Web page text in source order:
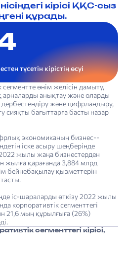
кірісі ҚҚС-сыз
құрады.
түсетін кірістің өсуі
өнім желісін дамыту,
арналарды анықтау және оларды
және цифрландыру,
бағыттарға басты назар
экономиканың бизнес-­
іске асыру шеңберінде
2022 жылы жаңа бизнестерден
жылға қарағанда 3,884 млрд
бейнебақылау қызметтерін
іс-шараларды өткізу 2022 жылы
корпоративтік сегменттегі
21,6 мың құрылғыға (26%)
сегменттегі кірісі,